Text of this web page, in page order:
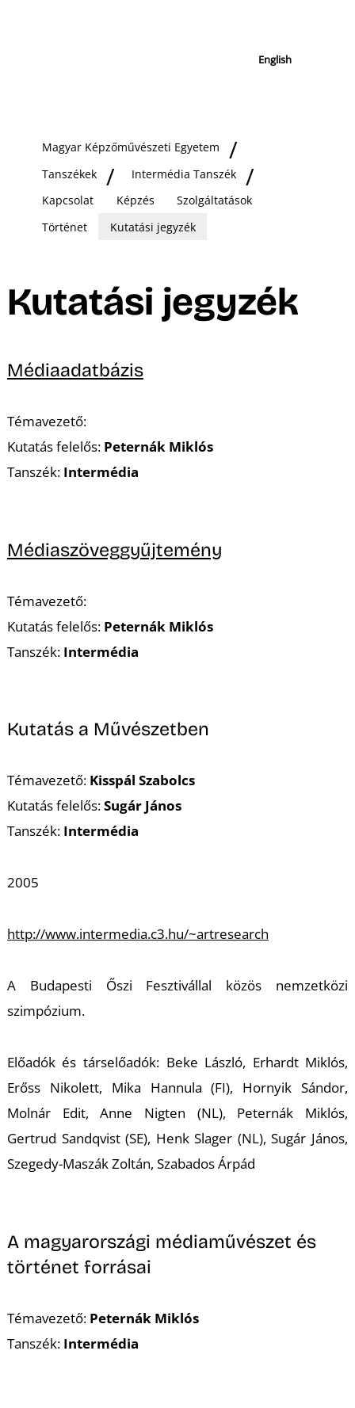
English
Magyar Képzőművészeti Egyetem
Tanszékek
Intermédia Tanszék
Kapcsolat
Képzés
Szolgáltatások
Történet
Kutatási jegyzék
Kutatási jegyzék
Médiaadatbázis
Témavezető:
Kutatás felelős: Peternák Miklós
Tanszék: Intermédia
Médiaszöveggyűjtemény
Témavezető:
Kutatás felelős: Peternák Miklós
Tanszék: Intermédia
Kutatás a Művészetben
Témavezető: Kisspál Szabolcs
Kutatás felelős:Sugár János
Tanszék: Intermédia
2005
http://www.intermedia.c3.hu/~artresearch
A Budapesti Őszi Fesztivállal közös nemzetközi
szimpózium.
Előadók és társelőadók: Beke László, Erhardt Miklós,
Erőss Nikolett, Mika Hannula (FI), Hornyik Sándor,
Molnár Edit, Anne Nigten (NL), Peternák Miklós,
Gertrud Sandqvist (SE), Henk Slager (NL), Sugár János,
Szegedy-Maszák Zoltán, Szabados Árpád
A magyarországi médiaművészet és
történet forrásai
Témavezető: Peternák Miklós
Tanszék: Intermédia